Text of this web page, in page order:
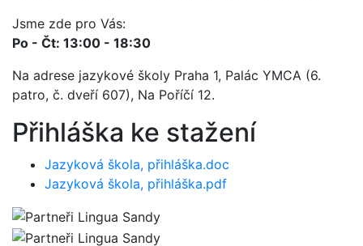
Jsme zde pro Vás:
Po - Čt: 13:00 - 18:30
Na adrese jazykové školy Praha 1, Palác YMCA (6.
patro, č. dveří 607), Na Poříčí 12.
Přihláška ke stažení
Jazyková škola, přihláška.doc
Jazyková škola, přihláška.pdf